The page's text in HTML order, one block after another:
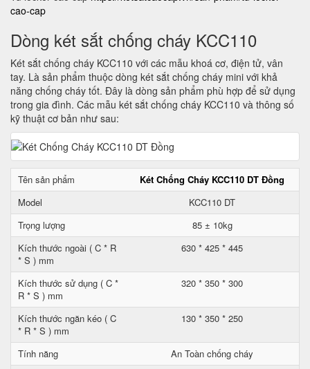
cao-cap
Dòng két sắt chống cháy KCC110
Két sắt chống cháy KCC110 với các mẫu khoá cơ, điện tử, vân
tay. Là sản phẩm thuộc dòng két sắt chống cháy mini với khả
năng chống cháy tốt. Đây là dòng sản phẩm phù hợp để sử dụng
trong gia đình. Các mẫu két sắt chống cháy KCC110 và thông số
kỹ thuật cơ bản như sau:
Tên sản phẩm
Két Chống Cháy KCC110 DT Đồng
Model
KCC110 DT
Trọng lượng
85 ± 10kg
Kích thước ngoài ( C * R
* S ) mm
630 * 425 * 445
Kích thước sử dụng ( C *
R * S ) mm
320 * 350 * 300
Kích thước ngăn kéo ( C
* R * S ) mm
130 * 350 * 250
Tính năng
An Toàn chống cháy